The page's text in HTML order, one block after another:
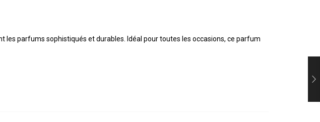
les parfums sophistiqués et durables. Idéal pour toutes les occasions, ce parfum